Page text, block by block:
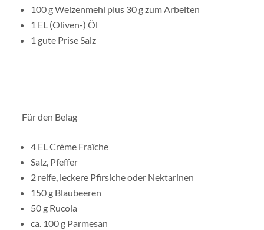
100 g Weizenmehl plus 30 g zum Arbeiten
1 EL (Oliven-) Öl
1 gute Prise Salz
Für den Belag
4 EL Créme Fraîche
Salz, Pfeffer
2 reife, leckere Pfirsiche oder Nektarinen
150 g Blaubeeren
50 g Rucola
ca. 100 g Parmesan